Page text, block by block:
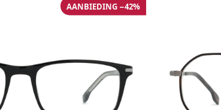
AANBIEDING −42%